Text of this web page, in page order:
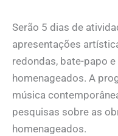
Serão 5 dias de
apresentações
redondas, bate-papo
homenageados. A
música
pesquisas sobre as
homenageados.